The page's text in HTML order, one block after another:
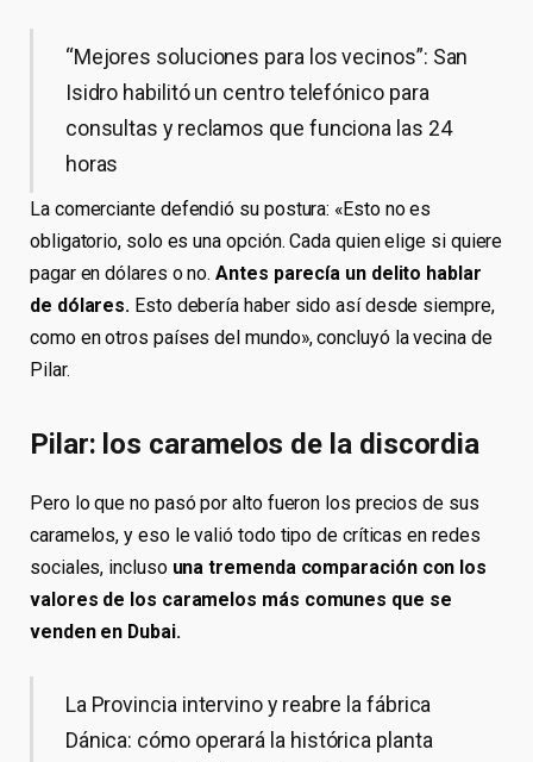
“Mejores soluciones para los vecinos”: San
Isidro habilitó un centro telefónico para
consultas y reclamos que funciona las 24
horas
La comerciante defendió su postura: «Esto no es
obligatorio, solo es una opción. Cada quien elige si quiere
pagar en dólares o no.Antes parecía un delito hablar
de dólares. Esto debería haber sido así desde siempre,
como en otros países del mundo», concluyó la vecina de
Pilar.
Pilar: los caramelos de la discordia
Pero lo que no pasó por alto fueron los precios de sus
caramelos, y eso le valió todo tipo de críticas en redes
sociales, incluso una tremenda comparación con los
valores de los caramelos más comunes que se
venden en Dubai.
La Provincia intervino y reabre la fábrica
Dánica: cómo operará la histórica planta